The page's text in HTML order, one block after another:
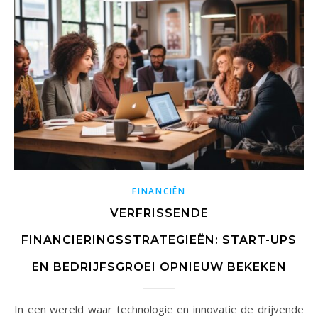
FINANCIËN
VERFRISSENDE
FINANCIERINGSSTRATEGIEËN: START-UPS
EN BEDRIJFSGROEI OPNIEUW BEKEKEN
In een wereld waar technologie en innovatie de drijvende